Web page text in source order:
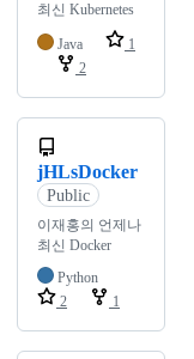
최신 Kubernetes
Java
1
2
jHLsDocker
Public
이재홍의 언제나
최신 Docker
Python
2
1